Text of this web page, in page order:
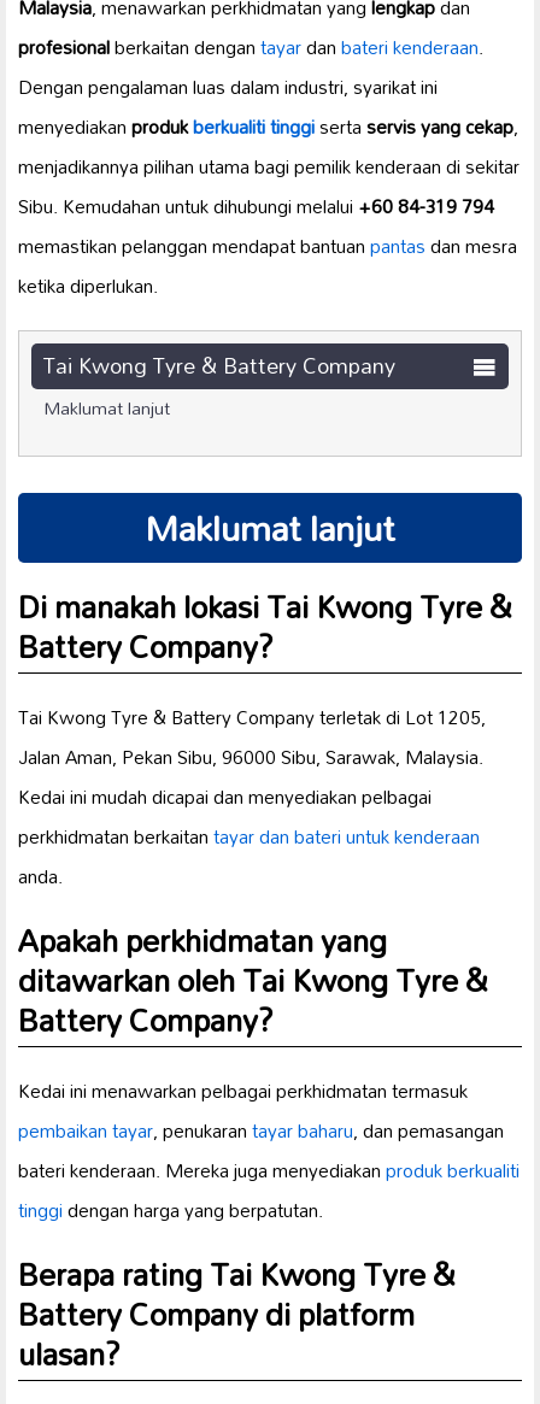
profesionalberkaitan dengantayardanbateri kenderaan.
Dengan pengalaman luas dalam industri, syarikat ini
menyediakanprodukberkualiti tinggisertaservis yang cekap,
menjadikannya pilihan utama bagi pemilik kenderaan di sekitar
Sibu. Kemudahan untuk dihubungi melalui+60 84-319 794
memastikan pelanggan mendapat bantuanpantasdan mesra
ketika diperlukan.
Tai Kwong Tyre & Battery Company
Maklumat lanjut
Maklumat lanjut
Di manakah lokasi Tai Kwong Tyre &
Battery Company?
Tai Kwong Tyre & Battery Company terletak di Lot 1205,
Jalan Aman, Pekan Sibu, 96000 Sibu, Sarawak, Malaysia.
Kedai ini mudah dicapai dan menyediakan pelbagai
perkhidmatan berkaitantayar danbateri untuk kenderaan
anda.
Apakah perkhidmatan yang
ditawarkan oleh Tai Kwong Tyre &
Battery Company?
Kedai ini menawarkan pelbagai perkhidmatan termasuk
pembaikan tayar, penukarantayar baharu, dan pemasangan
bateri kenderaan. Mereka juga menyediakanproduk berkualiti
tinggidengan harga yang berpatutan.
Berapa rating Tai Kwong Tyre &
Battery Company di platform
ulasan?